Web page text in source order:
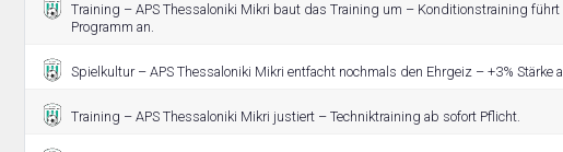
Training – APS Thessaloniki Mikri baut das Training um – Konditionstraining führt
Programm an.
Spielkultur – APS Thessaloniki Mikri entfacht nochmals den Ehrgeiz – +3% Stärke
Training – APS Thessaloniki Mikri justiert – Techniktraining ab sofort Pflicht.